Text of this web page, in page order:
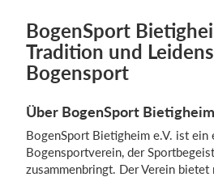
Mitgliedsbeitrag
Homepage erstellen
Vereins App
Was kostet es?
Deutsch
BogenSport
Tradition und
Bogensport
Über BogenSport
BogenSport Bietigheim e.V. ist ein
Bogensportverein, der
zusammenbringt. Der Verein bietet